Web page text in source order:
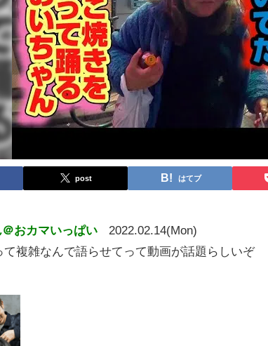
post はてブ
おカマいっぱい
2022.02.14(Mon)
て複雑なんで語らせてって動画が話題らしいぞ